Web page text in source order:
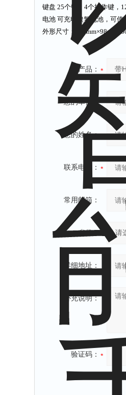
键盘 25个键，4个操作键，
电池 可充电镍氢电池，可
外形尺寸：
产品：
您的单位：
您的姓名：
联系电话：
常用邮箱：
省份：
详细地址：
补充说明：
验证码：